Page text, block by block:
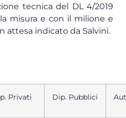
tecnica del DL 4/2019
misura e con il milione e
attesa indicato da Salvini.
Privati Dip. Pubblici